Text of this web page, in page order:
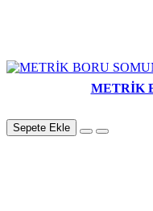
METRİK
Sepete Ekle